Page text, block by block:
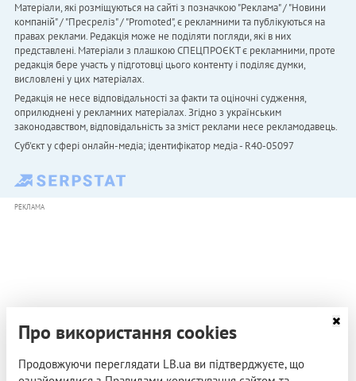
Матеріали, які розміщуються на сайті з позначкою "Реклама" / "Новини
компаній" / "Пресреліз" / "Promoted", є рекламними та публікуються на
правах реклами. Редакція може не поділяти погляди, які в них
представлені. Матеріали з плашкою СПЕЦПРОЄКТ є рекламними, проте
редакція бере участь у підготовці цього контенту і поділяє думки,
висловлені у цих матеріалах.
Редакція не несе відповідальності за факти та оціночні судження,
оприлюднені у рекламних матеріалах. Згідно з українським
законодавством, відповідальність за зміст реклами несе рекламодавець.
Cуб'єкт у сфері онлайн-медіа; ідентифікатор медіа - R40-05097
РЕКЛАМА
Про використання cookies
Продовжуючи переглядати LB.ua ви підтверджуєте, що